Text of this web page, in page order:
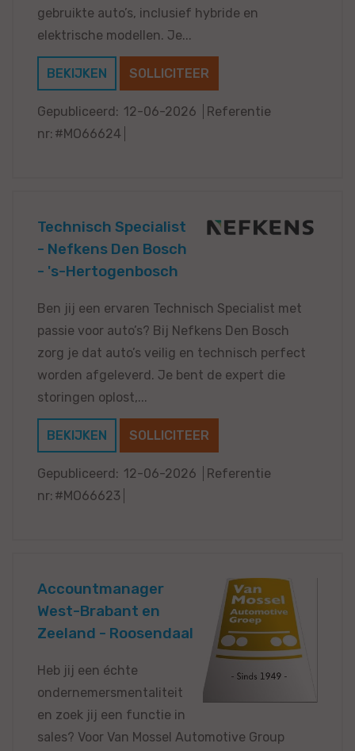
gebruikte auto’s, inclusief hybride en
elektrische modellen. Je...
BEKIJKEN SOLLICITEER
Gepubliceerd: 12-06-2026
Referentie
nr: #MO66624
Technisch Specialist
- Nefkens Den Bosch
- 's-Hertogenbosch
Ben jij een ervaren Technisch Specialist met
passie voor auto’s? Bij Nefkens Den Bosch
zorg je dat auto’s veilig en technisch perfect
worden afgeleverd. Je bent de expert die
storingen oplost,...
BEKIJKEN SOLLICITEER
Gepubliceerd: 12-06-2026
Referentie
nr: #MO66623
Accountmanager
West-Brabant en
Zeeland - Roosendaal
Heb jij een échte
ondernemersmentaliteit
en zoek jij een functie in
sales? Voor Van Mossel Automotive Group